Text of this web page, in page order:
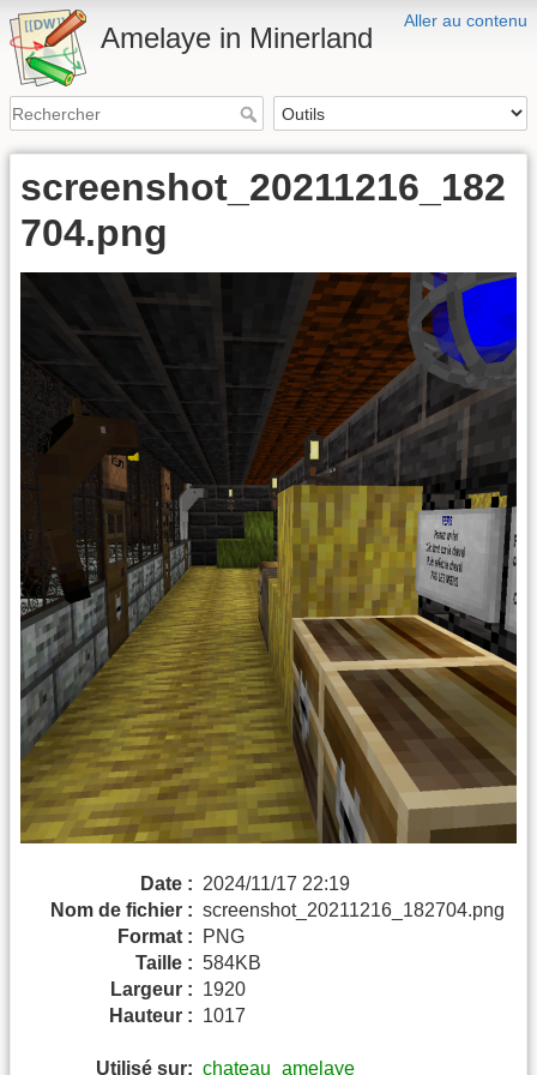
Aller au contenu
Amelaye in Minerland
screenshot_20211216_182
704.png
Date : 2024/11/17 22:19
Nom de fichier : screenshot_20211216_182704.png
Format :
PNG
Taille : 584KB
Largeur : 1920
Hauteur : 1017
Utilisé sur: chateau_amelaye